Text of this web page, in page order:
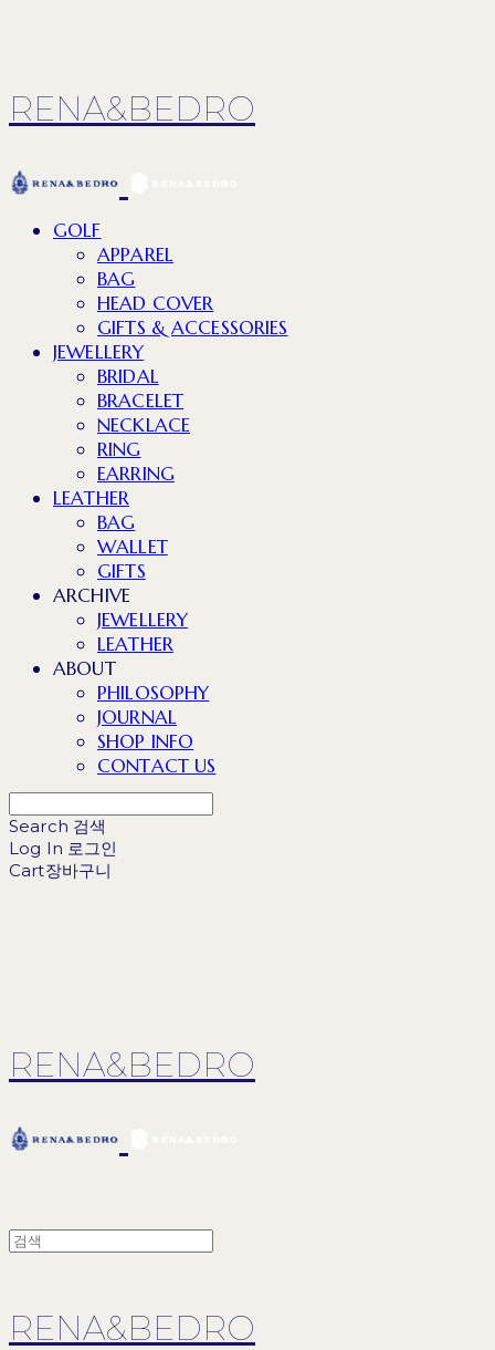
RENA&BEDRO
GOLF
APPAREL
BAG
HEAD COVER
GIFTS & ACCESSORIES
JEWELLERY
BRIDAL
BRACELET
NECKLACE
RING
EARRING
LEATHER
BAG
WALLET
GIFTS
ARCHIVE
JEWELLERY
LEATHER
ABOUT
PHILOSOPHY
JOURNAL
SHOP INFO
CONTACT US
Search 검색
Log In 로그인
Cart장바구니
RENA&BEDRO
RENA&BEDRO